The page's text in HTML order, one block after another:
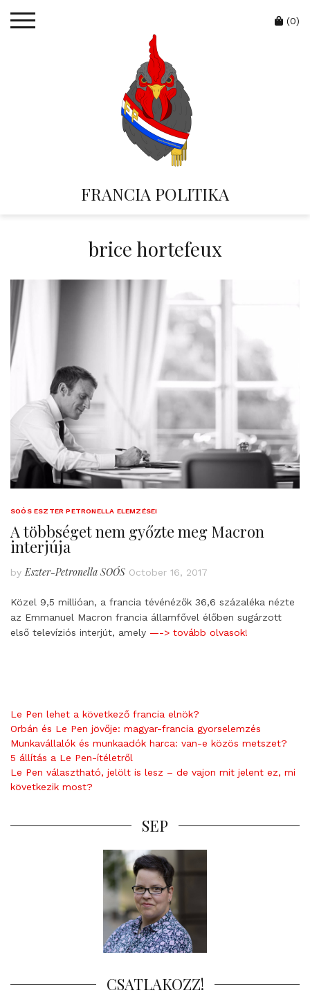
FRANCIA POLITIKA
Cart
(0)
brice hortefeux
SOÓS ESZTER PETRONELLA ELEMZÉSEI
A többséget nem győzte meg Macron
interjúja
by Eszter-Petronella SOÓS October 16, 2017
Közel 9,5 millióan, a francia tévénézők 36,6 százaléka nézte
az Emmanuel Macron francia államfővel élőben sugárzott
első televíziós interjút, amely —-> tovább olvasok!
Le Pen lehet a következő francia elnök?
Orbán és Le Pen jövője: magyar-francia gyorselemzés
Munkavállalók és munkaadók harca: van-e közös metszet?
5 állítás a Le Pen-ítéletről
Le Pen választható, jelölt is lesz – de vajon mit jelent ez, mi
következik most?
SEP
CSATLAKOZZ!